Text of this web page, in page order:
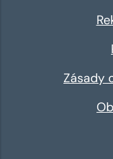
Zásady